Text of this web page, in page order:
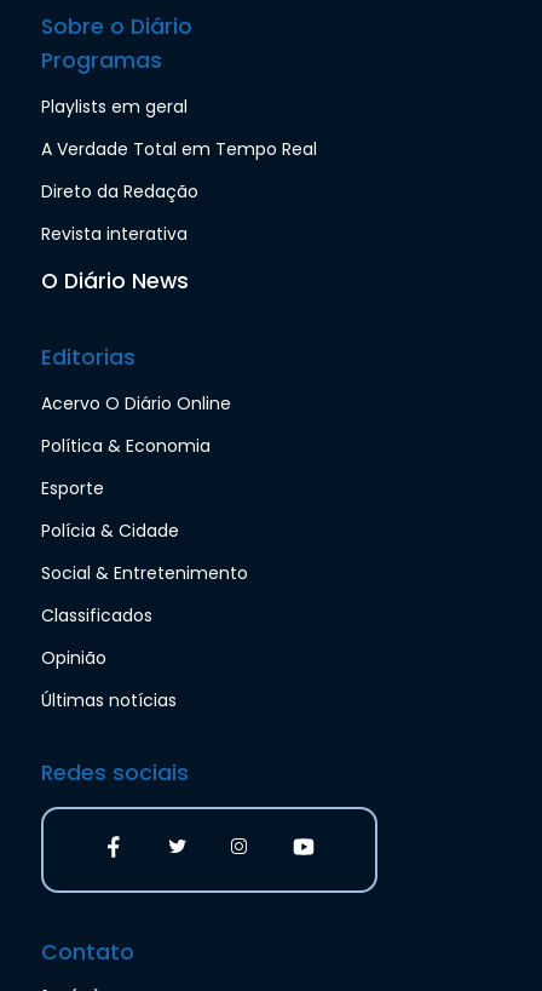
Sobre o Diário
Programas
Playlists em geral
A Verdade Total em Tempo Real
Direto da Redação
Revista interativa
O Diário News
Editorias
Acervo O Diário Online
Política & Economia
Esporte
Polícia & Cidade
Social & Entretenimento
Classificados
Opinião
Últimas notícias
Redes sociais
Contato